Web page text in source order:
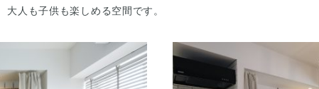
人も子供も楽しめる空間です。